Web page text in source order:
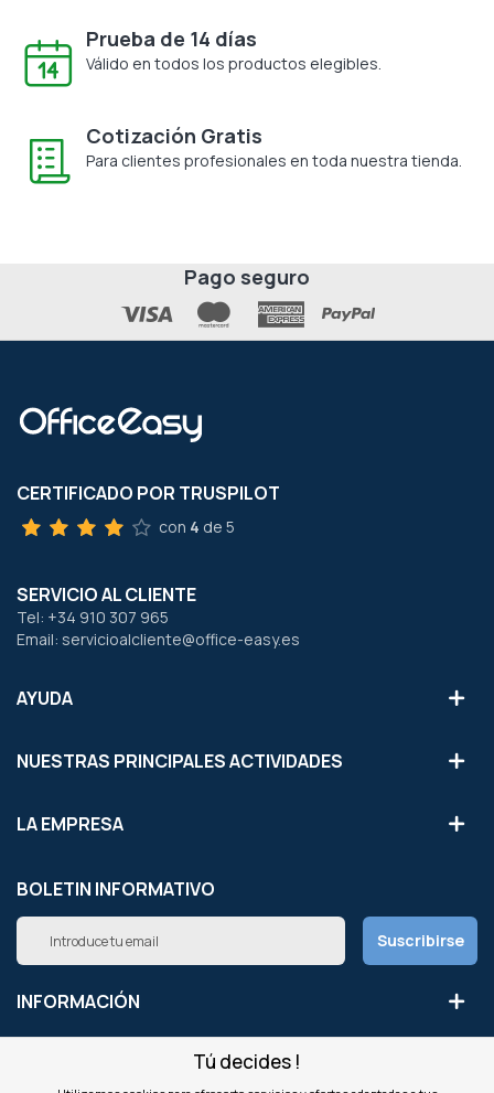
Tú decides !
Prueba de 14 días
Válido en todos los productos elegibles.
Cotización Gratis
Para clientes profesionales en toda nuestra tienda.
Pago seguro
CERTIFICADO POR TRUSPILOT
con 4 de 5
SERVICIO AL CLIENTE
Tel: +34 910 307 965
Email: servicioalcliente@office-easy.es
AYUDA
NUESTRAS PRINCIPALES ACTIVIDADES
LA EMPRESA
BOLETIN INFORMATIVO
Inscríbete
nuestro
boletín
de
noticias:
Suscribirse
INFORMACIÓN